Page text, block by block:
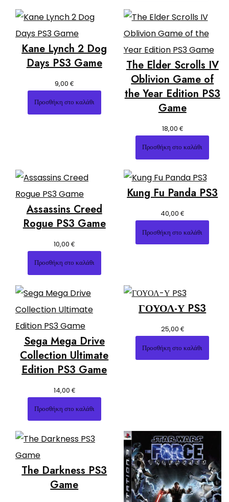
Kane Lynch 2 Dog
Days PS3 Game
9,00€
Προσθήκη στο καλάθι
The Elder Scrolls IV
Oblivion Game of
the Year Edition PS3
Game
18,00 €
Προσθήκη στο καλάθι
Assassins Creed
Rogue PS3 Game
10,00€
Προσθήκη στο καλάθι
Kung Fu Panda PS3
40,00€
Προσθήκη στο καλάθι
Sega Mega Drive
Collection Ultimate
Edition PS3 Game
14,00 €
Προσθήκη στο καλάθι
ΓΟΥΟΛ-Υ PS3
25,00 €
Προσθήκη στο καλάθι
The Darkness PS3
Game